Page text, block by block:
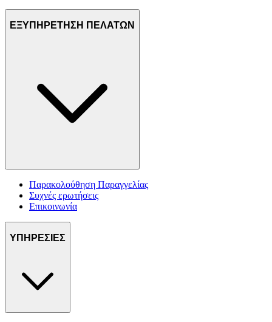
ΕΞΥΠΗΡΕΤΗΣΗ ΠΕΛΑΤΩΝ
Παρακολούθηση Παραγγελίας
Συχνές ερωτήσεις
Επικοινωνία
ΥΠΗΡΕΣΙΕΣ